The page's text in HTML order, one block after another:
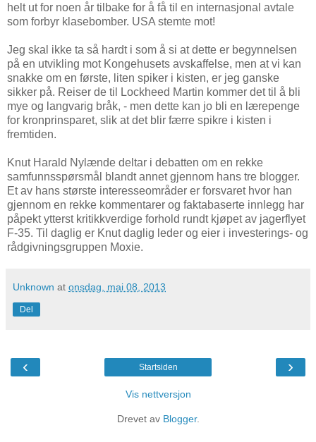
helt ut for noen år tilbake for å få til en internasjonal avtale
som forbyr klasebomber. USA stemte mot!
Jeg skal ikke ta så hardt i som å si at dette er begynnelsen
på en utvikling mot Kongehusets avskaffelse, men at vi kan
snakke om en første, liten spiker i kisten, er jeg ganske
sikker på. Reiser de til Lockheed Martin kommer det til å bli
mye og langvarig bråk, - men dette kan jo bli en lærepenge
for kronprinsparet, slik at det blir færre spikre i kisten i
fremtiden.
Knut Harald Nylænde deltar i debatten om en rekke
samfunnsspørsmål blandt annet gjennom hans tre blogger.
Et av hans største interesseområder er forsvaret hvor han
gjennom en rekke kommentarer og faktabaserte innlegg har
påpekt ytterst kritikkverdige forhold rundt kjøpet av jagerflyet
F-35. Til daglig er Knut daglig leder og eier i investerings- og
rådgivningsgruppen Moxie.
Unknown at onsdag, mai 08, 2013
Del
‹ ›
Startsiden
Vis nettversjon
Drevet av Blogger.